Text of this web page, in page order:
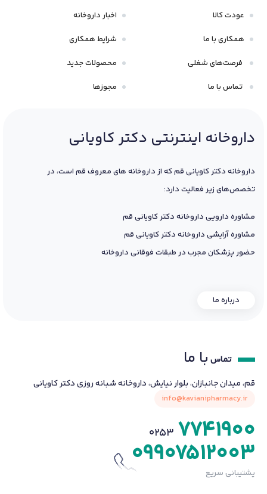
عودت کالا
همکاری با ما
فرصت‌های شغلی
تماس با ما
اخبار داروخانه
شرایط همکاری
محصولات جدید
مجوزها
داروخانه اینترنتی دکتر کاویانی
داروخانه دکتر کاویانی قم که از داروخانه های معروف قم است، در
تخصص‌های زیر فعالیت دارد:
مشاوره دارویی داروخانه دکتر کاویانی قم
مشاوره آرایشی داروخانه دکتر کاویانی قم
حضور پزشکان مجرب در طبقات فوقانی داروخانه
درباره ما
تماس با ما
قم، میدان جانبازان، بلوار نیایش، داروخانه شبانه روزی دکتر کاویانی
info@kavianipharmacy.ir
0253 7741900
09907512003
پشتیبانی سریع